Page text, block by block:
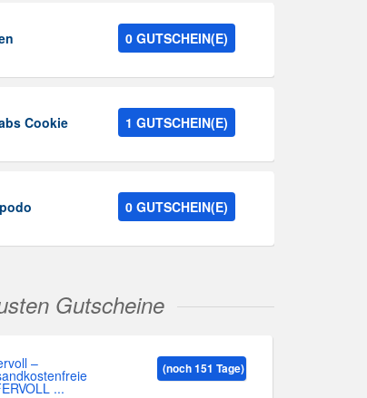
0 GUTSCHEIN(E)
Cookie 1 GUTSCHEIN(E)
0 GUTSCHEIN(E)
Gutscheine
–
...
(noch 151 Tage)